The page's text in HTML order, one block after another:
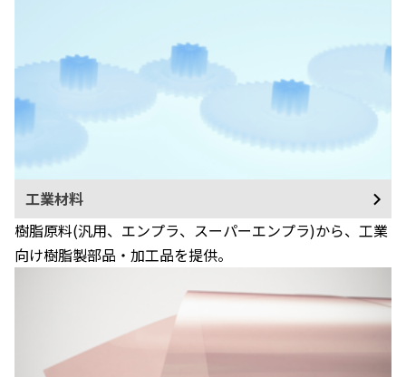
工業材料
樹脂原料(汎用、エンプラ、スーパーエンプラ)から、工業
向け樹脂製部品・加工品を提供。